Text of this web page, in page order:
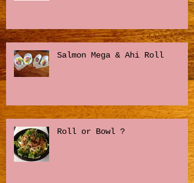
Salmon Mega & Ahi Roll
Roll or Bowl ?